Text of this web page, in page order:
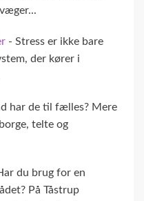
- Stress er ikke bare
der kører i
har de til fælles? Mere
telte og
du brug for en
På Tåstrup